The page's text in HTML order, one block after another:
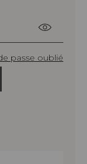
passe oublié